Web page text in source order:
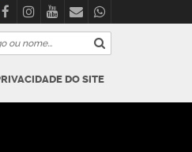
DO SITE